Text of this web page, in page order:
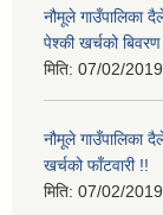
नौमूले गाउँपालिका
पेश्की खर्चको
मिति: 07/02/
नौमूले गाउँपालिका
खर्चको फाँटवारी !!
मिति: 07/02/